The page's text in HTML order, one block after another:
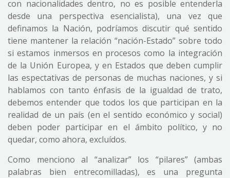
con nacionalidades dentro, no es posible entenderla
desde una perspectiva esencialista), una vez que
definamos la Nación, podríamos discutir qué sentido
tiene mantener la relación “nación-Estado” sobre todo
si estamos inmersos en procesos como la integración
de la Unión Europea, y en Estados que deben cumplir
las espectativas de personas de muchas naciones, y si
hablamos con tanto énfasis de la igualdad de trato,
debemos entender que todos los que participan en la
realidad de un país (en el sentido económico y social)
deben poder participar en el ámbito político, y no
quedar, como ahora, excluídos.
Como menciono al “analizar” los “pilares” (ambas
palabras bien entrecomilladas), es una pregunta